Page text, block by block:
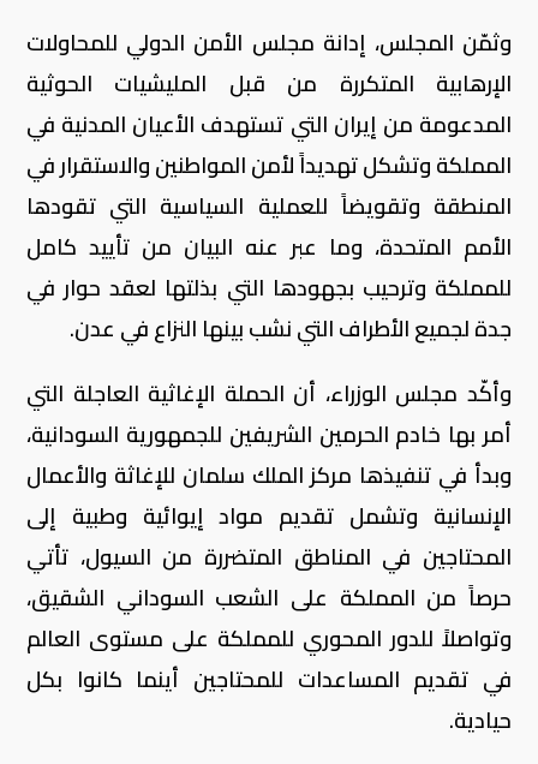
وثمّن المجلس، إدانة مجلس الأمن الدولي للمحاولات
الإرهابية المتكررة من قبل المليشيات الحوثية
المدعومة من إيران التي تستهدف الأعيان المدنية في
المملكة وتشكل تهديداً لأمن المواطنين والاستقرار في
المنطقة وتقويضاً للعملية السياسية التي تقودها
الأمم المتحدة، وما عبر عنه البيان من تأييد كامل
للمملكة وترحيب بجهودها التي بذلتها لعقد حوار في
جدة لجميع الأطراف التي نشب بينها النزاع في عدن.
وأكّد مجلس الوزراء، أن الحملة الإغاثية العاجلة التي
أمر بها خادم الحرمين الشريفين للجمهورية السودانية،
وبدأ في تنفيذها مركز الملك سلمان للإغاثة والأعمال
الإنسانية وتشمل تقديم مواد إيوائية وطبية إلى
المحتاجين في المناطق المتضررة من السيول، تأتي
حرصاً من المملكة على الشعب السوداني الشقيق،
وتواصلاً للدور المحوري للمملكة على مستوى العالم
في تقديم المساعدات للمحتاجين أينما كانوا بكل
حيادية.